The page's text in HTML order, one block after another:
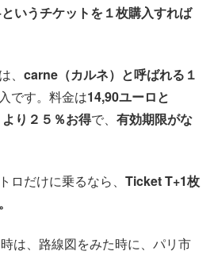
いうチケットを１枚購入すれば
carne（カルネ）と呼ばれる１
です。料金は14,90ユーロと
り２５％お得で、 有効期限がな
ロだけに乗るなら、 Ticket T+1枚
は、路線図をみた時に、パリ市